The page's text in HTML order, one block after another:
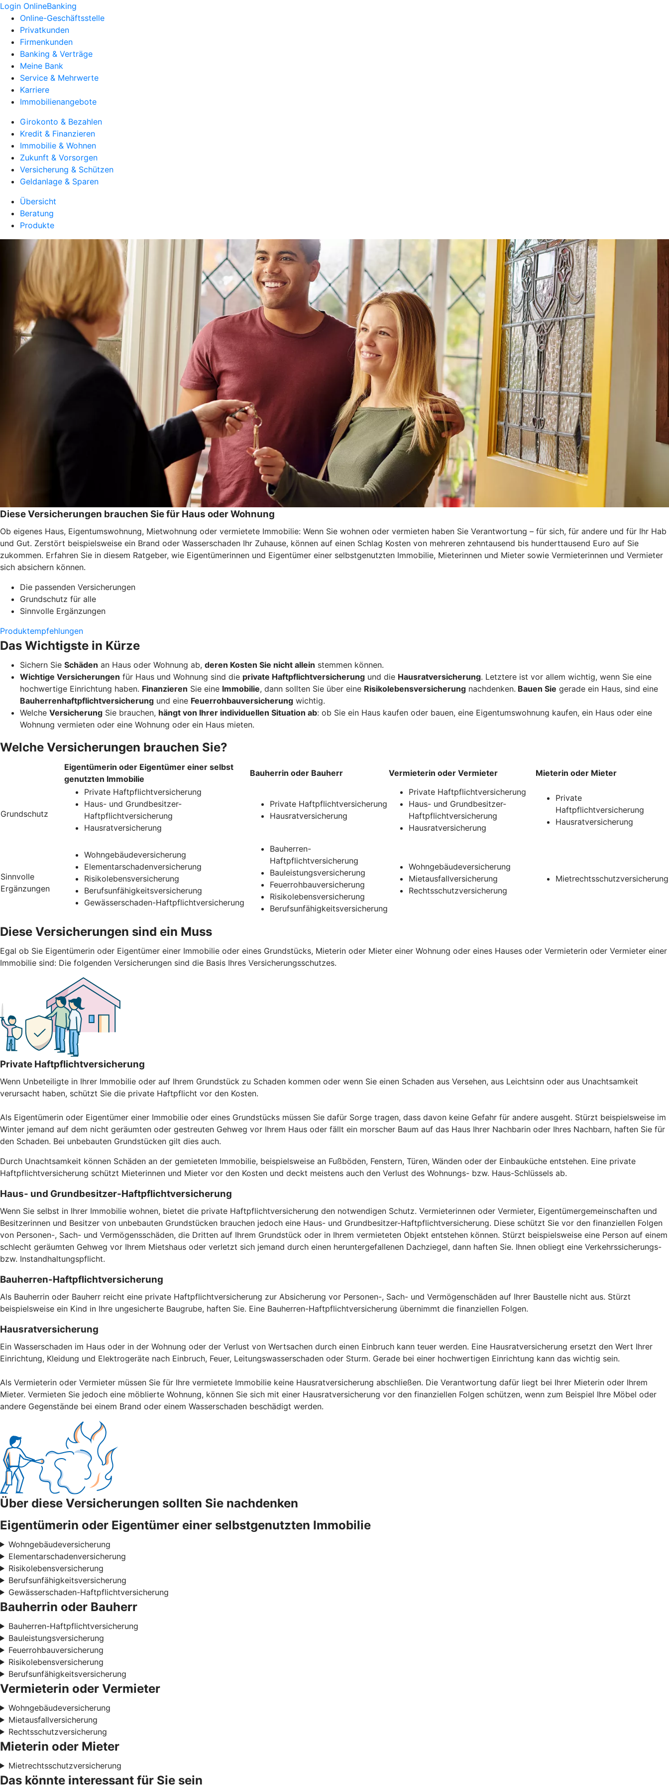
Login OnlineBanking
Online-Geschäftsstelle
Privatkunden
Firmenkunden
Banking & Verträge
Meine Bank
Service & Mehrwerte
Karriere
Immobilienangebote
Girokonto & Bezahlen
Kredit & Finanzieren
Immobilie & Wohnen
Zukunft & Vorsorgen
Versicherung & Schützen
Geldanlage & Sparen
Übersicht
Beratung
Produkte
Diese Versicherungen brauchen Sie für Haus oder Wohnung
Ob eigenes Haus, Eigentumswohnung, Mietwohnung oder vermietete Immobilie: Wenn Sie wohnen oder vermieten haben Sie Verantwortung – für sich, für andere und für Ihr Hab
und Gut. Zerstört beispielsweise ein Brand oder Wasserschaden Ihr Zuhause, können auf einen Schlag Kosten von mehreren zehntausend bis hunderttausend Euro auf Sie
zukommen. Erfahren Sie in diesem Ratgeber, wie Eigentümerinnen und Eigentümer einer selbstgenutzten Immobilie, Mieterinnen und Mieter sowie Vermieterinnen und Vermieter
sich absichern können.
Die passenden Versicherungen
Grundschutz für alle
Sinnvolle Ergänzungen
Produktempfehlungen
Das Wichtigste in Kürze
Sichern Sie Schäden an Haus oder Wohnung ab, deren Kosten Sie nicht allein stemmen können.
Wichtige Versicherungen für Haus und Wohnung sind die private Haftpflichtversicherung und die Hausratversicherung. Letztere ist vor allem wichtig, wenn Sie eine
hochwertige Einrichtung haben. Finanzieren Sie eine Immobilie, dann sollten Sie über eine Risikolebensversicherung nachdenken. Bauen Sie gerade ein Haus, sind eine
Bauherrenhaftpflichtversicherung und eine Feuerrohbauversicherung wichtig.
Welche Versicherung Sie brauchen, hängt von Ihrer individuellen Situation ab: ob Sie ein Haus kaufen oder bauen, eine Eigentumswohnung kaufen, ein Haus oder eine
Wohnung vermieten oder eine Wohnung oder ein Haus mieten.
Welche Versicherungen brauchen Sie?
Eigentümerin oder Eigentümer einer selbst
genutzten Immobilie
Bauherrin oder Bauherr Vermieterin oder Vermieter Mieterin oder Mieter
Grundschutz
Private Haftpflichtversicherung
Haus- und Grundbesitzer-
Haftpflichtversicherung
Hausratversicherung
Private Haftpflichtversicherung
Hausratversicherung
Private Haftpflichtversicherung
Haus- und Grundbesitzer-
Haftpflichtversicherung
Hausratversicherung
Private
Haftpflichtversicherung
Hausratversicherung
Sinnvolle
Ergänzungen
Wohngebäudeversicherung
Elementarschadenversicherung
Risikolebensversicherung
Berufsunfähigkeitsversicherung
Gewässerschaden-Haftpflichtversicherung
Bauherren-
Haftpflichtversicherung
Bauleistungsversicherung
Feuerrohbauversicherung
Risikolebensversicherung
Berufsunfähigkeitsversicherung
Wohngebäudeversicherung
Mietausfallversicherung
Rechtsschutzversicherung
Mietrechtsschutzversicherung
Diese Versicherungen sind ein Muss
Egal ob Sie Eigentümerin oder Eigentümer einer Immobilie oder eines Grundstücks, Mieterin oder Mieter einer Wohnung oder eines Hauses oder Vermieterin oder Vermieter einer
Immobilie sind: Die folgenden Versicherungen sind die Basis Ihres Versicherungsschutzes.
Private Haftpflichtversicherung
Wenn Unbeteiligte in Ihrer Immobilie oder auf Ihrem Grundstück zu Schaden kommen oder wenn Sie einen Schaden aus Versehen, aus Leichtsinn oder aus Unachtsamkeit
verursacht haben, schützt Sie die private Haftpflicht vor den Kosten.
Als Eigentümerin oder Eigentümer einer Immobilie oder eines Grundstücks müssen Sie dafür Sorge tragen, dass davon keine Gefahr für andere ausgeht. Stürzt beispielsweise im
Winter jemand auf dem nicht geräumten oder gestreuten Gehweg vor Ihrem Haus oder fällt ein morscher Baum auf das Haus Ihrer Nachbarin oder Ihres Nachbarn, haften Sie für
den Schaden. Bei unbebauten Grundstücken gilt dies auch.
Durch Unachtsamkeit können Schäden an der gemieteten Immobilie, beispielsweise an Fußböden, Fenstern, Türen, Wänden oder der Einbauküche entstehen. Eine private
Haftpflichtversicherung schützt Mieterinnen und Mieter vor den Kosten und deckt meistens auch den Verlust des Wohnungs- bzw. Haus-Schlüssels ab.
Haus- und Grundbesitzer-Haftpflichtversicherung
Wenn Sie selbst in Ihrer Immobilie wohnen, bietet die private Haftpflichtversicherung den notwendigen Schutz. Vermieterinnen oder Vermieter, Eigentümergemeinschaften und
Besitzerinnen und Besitzer von unbebauten Grundstücken brauchen jedoch eine Haus- und Grundbesitzer-Haftpflichtversicherung. Diese schützt Sie vor den finanziellen Folgen
von Personen-, Sach- und Vermögensschäden, die Dritten auf Ihrem Grundstück oder in Ihrem vermieteten Objekt entstehen können. Stürzt beispielsweise eine Person auf einem
schlecht geräumten Gehweg vor Ihrem Mietshaus oder verletzt sich jemand durch einen heruntergefallenen Dachziegel, dann haften Sie. Ihnen obliegt eine Verkehrssicherungs-
bzw. Instandhaltungspflicht.
Bauherren-Haftpflichtversicherung
Als Bauherrin oder Bauherr reicht eine private Haftpflichtversicherung zur Absicherung vor Personen-, Sach- und Vermögenschäden auf Ihrer Baustelle nicht aus. Stürzt
beispielsweise ein Kind in Ihre ungesicherte Baugrube, haften Sie. Eine Bauherren-Haftpflichtversicherung übernimmt die finanziellen Folgen.
Hausratversicherung
Ein Wasserschaden im Haus oder in der Wohnung oder der Verlust von Wertsachen durch einen Einbruch kann teuer werden. Eine Hausratversicherung ersetzt den Wert Ihrer
Einrichtung, Kleidung und Elektrogeräte nach Einbruch, Feuer, Leitungswasserschaden oder Sturm. Gerade bei einer hochwertigen Einrichtung kann das wichtig sein.
Als Vermieterin oder Vermieter müssen Sie für Ihre vermietete Immobilie keine Hausratversicherung abschließen. Die Verantwortung dafür liegt bei Ihrer Mieterin oder Ihrem
Mieter. Vermieten Sie jedoch eine möblierte Wohnung, können Sie sich mit einer Hausratversicherung vor den finanziellen Folgen schützen, wenn zum Beispiel Ihre Möbel oder
andere Gegenstände bei einem Brand oder einem Wasserschaden beschädigt werden.
Über diese Versicherungen sollten Sie nachdenken
Eigentümerin oder Eigentümer einer selbstgenutzten Immobilie
Wohngebäudeversicherung
Elementarschadenversicherung
Risikolebensversicherung
Berufsunfähigkeitsversicherung
Gewässerschaden-Haftpflichtversicherung
Bauherrin oder Bauherr
Bauherren-Haftpflichtversicherung
Bauleistungsversicherung
Feuerrohbauversicherung
Risikolebensversicherung
Berufsunfähigkeitsversicherung
Vermieterin oder Vermieter
Wohngebäudeversicherung
Mietausfallversicherung
Rechtsschutzversicherung
Mieterin oder Mieter
Mietrechtsschutzversicherung
Das könnte interessant für Sie sein